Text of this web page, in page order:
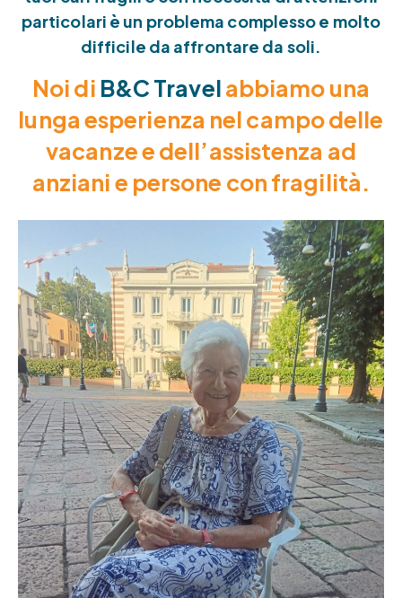
particolari è un problema complesso e molto
difficile da affrontare da soli.
Noi di B&C Travelabbiamo una
lunga esperienza nel campo delle
vacanze e dell’assistenza ad
anziani e persone con fragilità.